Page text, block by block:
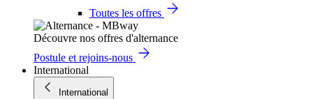
Toutes les offres
Découvre nos offres d'alternance
Postule et rejoins-nous
International
International